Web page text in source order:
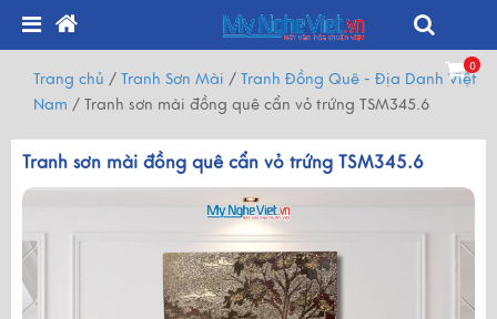
0
Trang chủ / Tranh Sơn Mài / Tranh Đồng Quê - Địa Danh Việt
Nam / Tranh sơn mài đồng quê cẩn vỏ trứng TSM345.6
Tranh sơn mài đồng quê cẩn vỏ trứng TSM345.6